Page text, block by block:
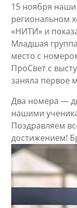
15 ноября наши
региональном
«НИТИ» и
Младшая
место с
ПроСвет с
заняла первое
Два номера —
нашими
Поздравляем
достижением!